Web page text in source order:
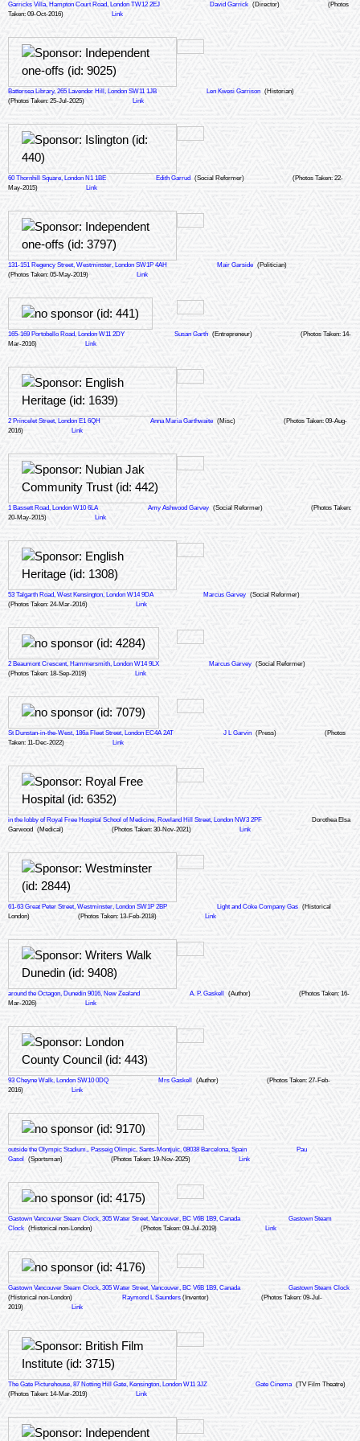
Garricks Villa, Hampton Court Road, London TW12 2EJ David Garrick (Director)
(Photos
Taken: 09-Oct-2016)
Link
Battersea Library, 265 Lavender Hill, London SW11 1JB Len Kwesi Garrison (Historian)
(Photos Taken: 25-Jul-2025)
Link
60 Thornhill Square, London N1 1BE Edith Garrud (Social Reformer)
(Photos Taken: 22-
May-2015)
Link
131-151 Regency Street, Westminster, London SW1P 4AH Mair Garside (Politician)
(Photos Taken: 05-May-2019)
Link
165-169 Portobello Road, London W11 2DY Susan Garth (Entrepreneur)
(Photos Taken: 14-
Mar-2016)
Link
2 Princelet Street, London E1 6QH Anna Maria Garthwaite (Misc)
(Photos Taken: 09-Aug-
2016)
Link
1 Bassett Road, London W10 6LA Amy Ashwood Garvey (Social Reformer)
(Photos Taken:
20-May-2015)
Link
53 Talgarth Road, West Kensington, London W14 9DA Marcus Garvey (Social Reformer)
(Photos Taken: 24-Mar-2016)
Link
2 Beaumont Crescent, Hammersmith, London W14 9LX Marcus Garvey (Social Reformer)
(Photos Taken: 18-Sep-2019)
Link
St Dunstan-in-the-West, 186a Fleet Street, London EC4A 2AT J L Garvin (Press)
(Photos
Taken: 11-Dec-2022)
Link
in the lobby of Royal Free Hospital School of Medicine, Rowland Hill Street, London NW3 2PF
Dorothea Elsa
Garwood
(Medical) (Photos Taken: 30-Nov-2021) Link
61-63 Great Peter Street, Westminster, London SW1P 2BP Light and Coke Company Gas (Historical
London)
(Photos Taken: 13-Feb-2018) Link
around the Octagon, Dunedin 9016, New Zealand A. P. Gaskell (Author)
(Photos Taken: 16-
Mar-2026)
Link
93 Cheyne Walk, London SW10 0DQ Mrs Gaskell (Author)
(Photos Taken: 27-Feb-
2016)
Link
outside the Olympic Stadium,. Passeig Olímpic, Sants-Montjuïc, 08038 Barcelona, Spain
Pau
Gasol
(Sportsman) (Photos Taken: 19-Nov-2025) Link
Gastown Vancouver Steam Clock, 305 Water Street, Vancouver, BC V6B 1B9, Canada
Gastown Steam
Clock (Historical non-London) (Photos Taken: 09-Jul-2019) Link
Gastown Vancouver Steam Clock, 305 Water Street, Vancouver, BC V6B 1B9, Canada
Gastown Steam Clock
(Historical non-London)
Raymond L Saunders (Inventor)
(Photos Taken: 09-Jul-
2019)
Link
The Gate Picturehouse, 87 Notting Hill Gate, Kensington, London W11 3JZ Gate Cinema (TV Film Theatre)
(Photos Taken: 14-Mar-2019)
Link